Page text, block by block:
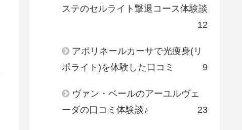
ステのセルライト撃退コース体験談
12
アポリネールカーサで光痩身(リ
ポライト)を体験した口コミ
9
ヴァン・ベールのアーユルヴェ
ーダの口コミ体験談♪
23